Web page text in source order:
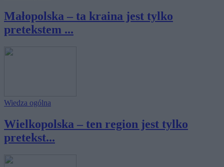
Małopolska – ta kraina jest tylko
pretekstem ...
Wiedza ogólna
Wielkopolska – ten region jest tylko
pretekst...